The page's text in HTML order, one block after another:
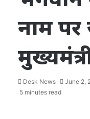
नाम पर
Desk News June 2,
5 minutes read